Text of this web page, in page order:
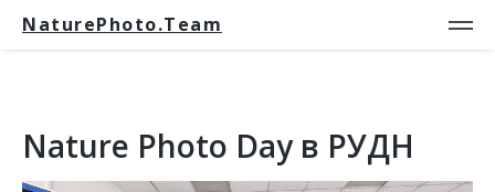
NaturePhoto.Team
Nature Photo Day в РУДН